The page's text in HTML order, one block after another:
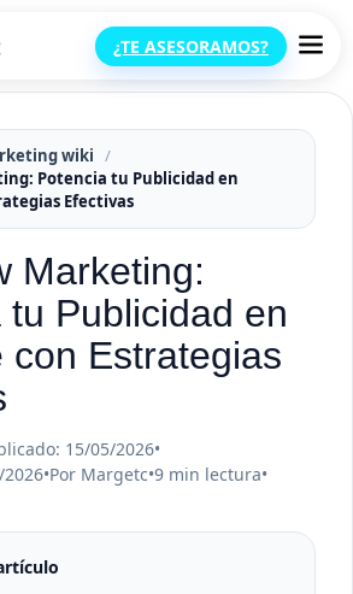
¿TE ASESORAMOS?
wiki
Potencia tu Publicidad en
Efectivas
Marketing:
tu Publicidad en
con Estrategias
15/05/2026•
•Por Margetc•9 min lectura•